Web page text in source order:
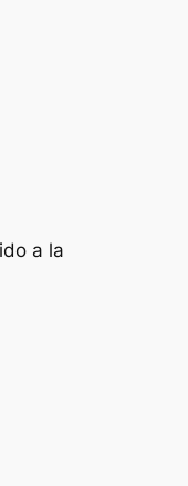
a la